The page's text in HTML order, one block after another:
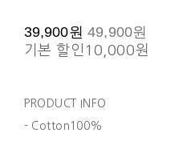
39,900원49,900원
기본 할인 10,000원
PRODUCT INFO
- Cotton100%